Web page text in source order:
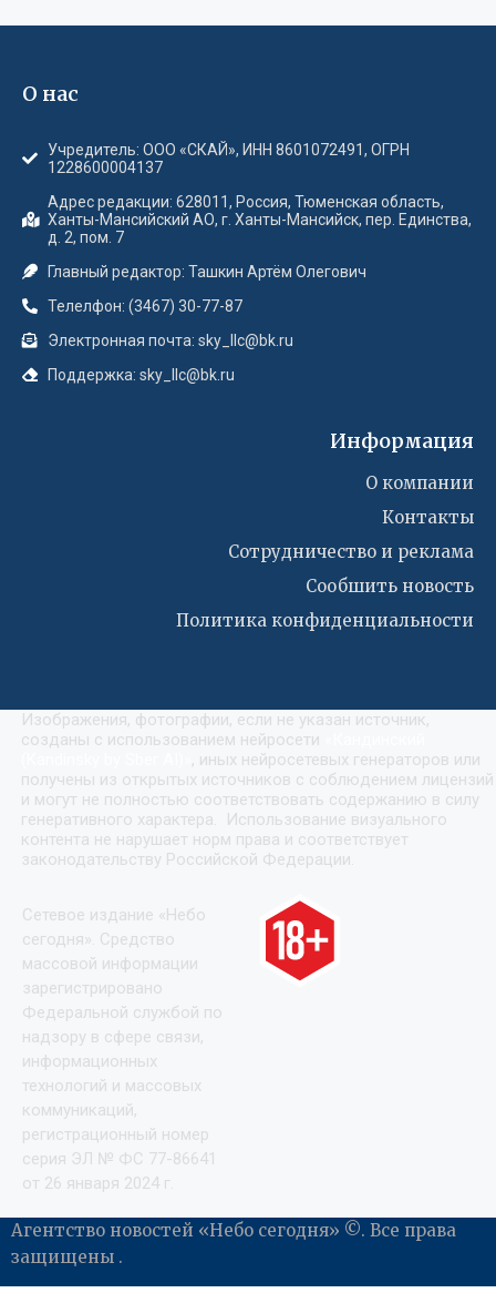
О нас
Учредитель: ООО «СКАЙ», ИНН 8601072491, ОГРН
1228600004137
Адрес редакции: 628011, Россия, Тюменская область,
Ханты-Мансийский АО, г. Ханты-Мансийск, пер. Единства,
д. 2, пом. 7
Главный редактор: Ташкин Артём Олегович
Телелфон: (3467) 30-77-87
Электронная почта: sky_llc@bk.ru
Поддержка: sky_llc@bk.ru
Информация
О компании
Контакты
Сотрудничество и реклама
Сообшить новость
Политика конфиденциальности
Изображения, фотографии, если не указан источник,
созданы с использованием нейросети
, иных нейросетевых генераторов или
получены из открытых источников с соблюдением лицензий
и могут не полностью соответствовать содержанию в силу
генеративного характера. Использование визуального
контента не нарушает норм права и соответствует
законодательству Российской Федерации.
Сетевое издание «Небо
сегодня». Средство
массовой информации
зарегистрировано
Федеральной службой по
надзору в сфере связи,
информационных
технологий и массовых
коммуникаций,
регистрационный номер
серия ЭЛ № ФС 77-86641
от 26 января 2024 г.
Агентство новостей «Небо сегодня» ©. Все права
защищены .